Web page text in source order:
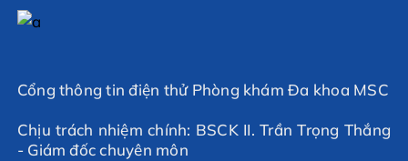
Cổng thông tin điện thử Phòng khám Đa khoa MSC
Chịu trách nhiệm chính: BSCK II. Trần Trọng Thắng
- Giám đốc chuyên môn